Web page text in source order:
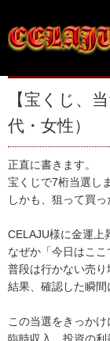
【宝くじ、
代・女性）
正直に書きます。
宝くじで7桁当選し
しかも、狙って買っ
CELAJU様に金運上
なぜか「今日はここ
普段は行かない売り
結果、確認した瞬間
この当選をきっかけ
臨時収入、投資の利